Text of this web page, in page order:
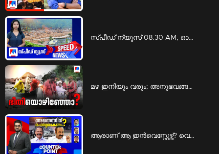
സ്പീഡ് ന്യൂസ് 08.30 AM, ഓഗസ്റ്റ് 06, 2026 | Speed News
മഴ ഇനിയും വരും; അനുഭവങ്ങളില്‍ നിന്ന് പാഠമുള്‍ക്കൊളളണ്ടേ? | Special Programs
ആരാണ് ആ ഇന്‍വെസ്റ്റേഴ്സ്? വെളിപ്പെടുത്താന്‍ മടിയെന്തിന്? | Counter point